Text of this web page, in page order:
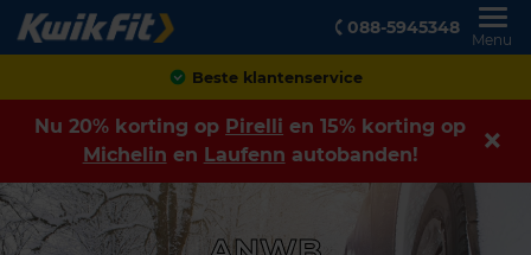
088-5945348
Menu
Achteraf betalen
Nu 20% korting op Pirelli en 15% korting op
Michelin en Laufenn autobanden!